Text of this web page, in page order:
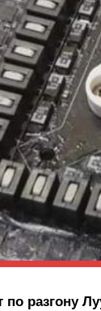
по разгону